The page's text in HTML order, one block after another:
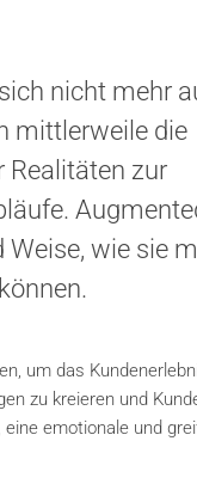
nicht mehr
mittlerweile die
Realitäten zur
Weise, wie sie
um das
zu kreieren und
emotionale und